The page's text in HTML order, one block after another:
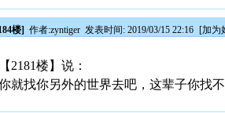
楼] 作者:zyntiger 发表时间: 2019/03/15 22:16 [加为
2181楼】说：
就找你另外的世界去吧，这辈子你找